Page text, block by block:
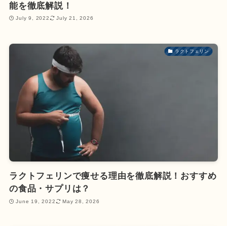
能を徹底解説！
July 9, 2022 July 21, 2026
ラクトフェリン
ラクトフェリンで痩せる理由を徹底解説！おすすめ
の食品・サプリは？
June 19, 2022 May 28, 2026